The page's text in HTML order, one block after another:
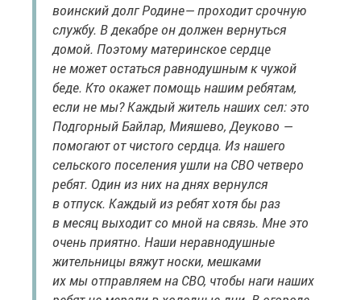
воинский долг Родине— проходит срочную
службу. В декабре он должен вернуться
домой. Поэтому материнское сердце
не может остаться равнодушным к чужой
беде. Кто окажет помощь нашим ребятам,
если не мы? Каждый житель наших сел: это
Подгорный Байлар, Мияшево, Деуково —
помогают от чистого сердца. Из нашего
сельского поселения ушли на СВО четверо
ребят. Один из них на днях вернулся
в отпуск. Каждый из ребят хотя бы раз
в месяц выходит со мной на связь. Мне это
очень приятно. Наши неравнодушные
жительницы вяжут носки, мешками
их мы отправляем на СВО, чтобы наги наших